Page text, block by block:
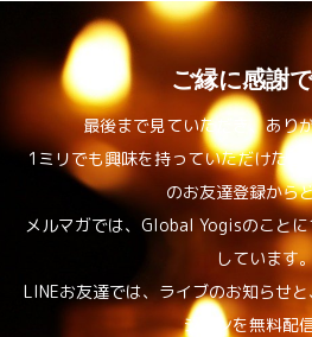
ご縁に感謝で
最後まで見ていただき、あり
1ミリでも興味を持っていただけたら
のお友達登録から
メルマガでは、Global Yogisのこと
しています
LINEお友達では、ライブのお知らせ
ションを無料配